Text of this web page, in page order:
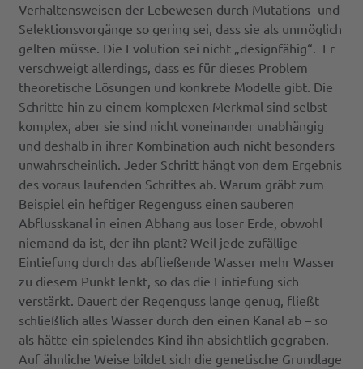
Verhaltensweisen der Lebewesen durch Mutations- und
Selektionsvorgänge so gering sei, dass sie als unmöglich
gelten müsse. Die Evolution sei nicht „designfähig“. Er
verschweigt allerdings, dass es für dieses Problem
theoretische Lösungen und konkrete Modelle gibt. Die
Schritte hin zu einem komplexen Merkmal sind selbst
komplex, aber sie sind nicht voneinander unabhängig
und deshalb in ihrer Kombination auch nicht besonders
unwahrscheinlich. Jeder Schritt hängt von dem Ergebnis
des voraus laufenden Schrittes ab. Warum gräbt zum
Beispiel ein heftiger Regenguss einen sauberen
Abflusskanal in einen Abhang aus loser Erde, obwohl
niemand da ist, der ihn plant? Weil jede zufällige
Eintiefung durch das abfließende Wasser mehr Wasser
zu diesem Punkt lenkt, so das die Eintiefung sich
verstärkt. Dauert der Regenguss lange genug, fließt
schließlich alles Wasser durch den einen Kanal ab – so
als hätte ein spielendes Kind ihn absichtlich gegraben.
Auf ähnliche Weise bildet sich die genetische Grundlage